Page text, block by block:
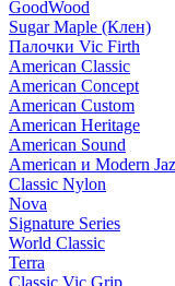
GoodWood
Sugar Maple (Клен)
Палочки Vic Firth
American Classic
American Concept
American Custom
American Heritage
American Sound
American и Modern
Classic Nylon
Nova
Signature Series
World Classic
Terra
Classic Vic Grip